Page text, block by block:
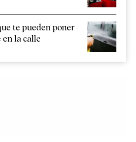
te pueden poner
en la calle